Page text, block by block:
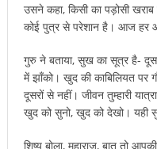
उसने कहा, किसी का पड़ोसी
कोई पुत्र से परेशान है। आज हर
गुरु ने बताया, सुख का सूत्र है-
में झाँको। खुद की काबिलियत पर
दूसरों से नहीं। जीवन तुम्हारी
खुद को सुनो, खुद को देखो। यही
शिष्य बोला, महाराज, बात तो